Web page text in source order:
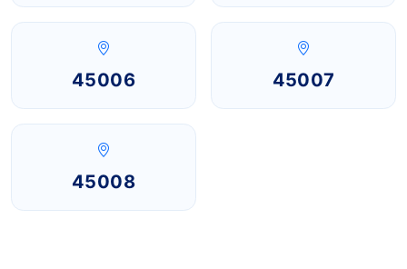
45006 45007
45008